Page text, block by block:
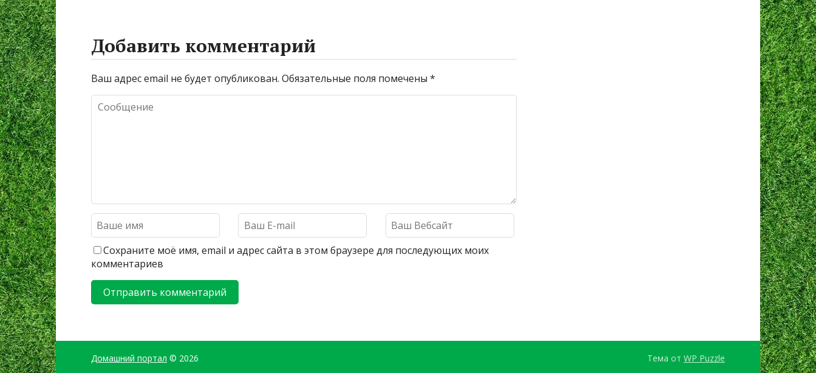
Добавить комментарий
Ваш адрес email не будет опубликован. Обязательные поля помечены *
Сохраните моё имя, email и адрес сайта в этом браузере для последующих моих
комментариев
Домашний портал © 2026 Тема от WP Puzzle